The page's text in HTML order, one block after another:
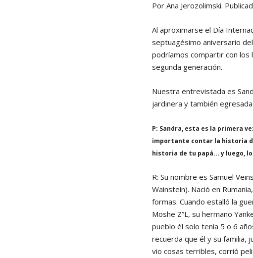
Por Ana Jerozolimski.
Al aproximarse el Día
septuagésimo aniversario
podríamos compartir con
segunda generación.
Nuestra entrevistada es
jardinera y también
P: Sandra, esta es la primera
importante contar la historia
historia de tu papá… y luego,
R: Su nombre es Samuel
Wainstein). Nació en
formas. Cuando estalló la
Moshe Z”L, su hermano
pueblo él solo tenía 5 o 6
recuerda que él y su familia,
vio cosas terribles, corrió